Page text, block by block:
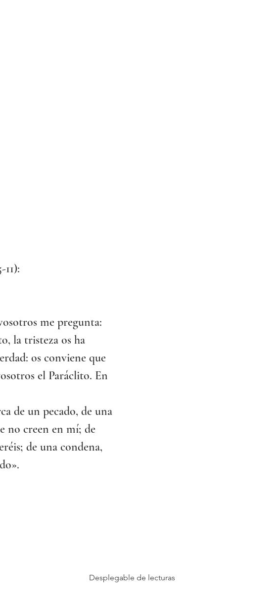
me pregunta:
la tristeza os ha
os conviene que
el Paráclito. En
de un pecado, de una
no creen en mí; de
de una condena,
Desplegable de lecturas